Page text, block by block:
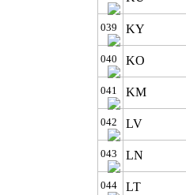
039 KY
040 KO
041 KM
042 LV
043 LN
044 LT